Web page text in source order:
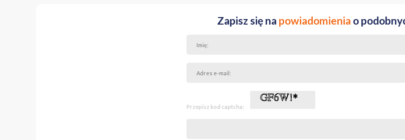
Restauracje, kino, teatr
Szkoły, przedszkola, liceum, przychodnia, szpital
Zapisz się na powiadomienia o
Przepisz kod captcha: